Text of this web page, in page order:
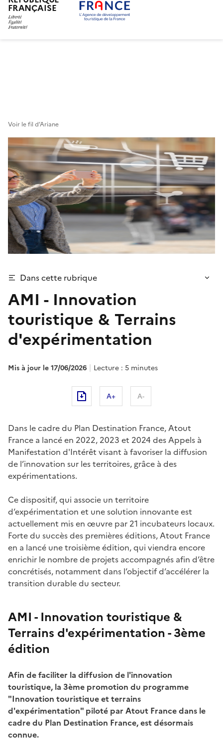
FRANÇAISE
Voir le fil d’Ariane
Dans cette rubrique
AMI - Innovation
touristique & Terrains
d'expérimentation
Mis à jour le17/06/2026 Lecture : 5 minutes
A+ A-
Dans le cadre du Plan Destination France, Atout
France a lancé en 2022, 2023 et 2024 des Appels à
Manifestation d'Intérêt visant à favoriser la diffusion
de l’innovation sur les territoires, grâce à des
expérimentations.
Ce dispositif, qui associe un territoire
d’expérimentation et une solution innovante est
actuellement mis en œuvre par 21 incubateurs locaux.
Forte du succès des premières éditions, Atout France
en a lancé une troisième édition, qui viendra encore
enrichir le nombre de projets accompagnés afin d’être
concrétisés, notamment dans l’objectif d’accélérer la
transition durable du secteur.
AMI - Innovation touristique &
Terrains d'expérimentation - 3ème
édition
Afin de faciliter la diffusion de l'innovation
touristique, la 3ème promotion du programme
"Innovation touristique et terrains
d'expérimentation" piloté par Atout France dans le
cadre du Plan Destination France, est désormais
connue.